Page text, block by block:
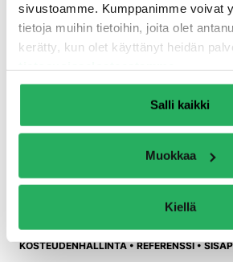
sivustoamme. Kumppanimme voivat
tietoja muihin tietoihin, joita olet
kerätty, kun olet käyttänyt heidän
Salli kaikki
Muokkaa
Kiellä
Kellarin seinien
lämmöneristäminen
ä
Tausta Maanvastaiset kellariseinät
jatkuvalle kosteusrasitukselle. Kun
toiminta muuttuu: kuivumisreitit,
jakaumat sekä suolakuormat on
20.11.2025 •BETONIRAKENTEET•
KOSTEUDENHALLINTA•REFERENSSI•